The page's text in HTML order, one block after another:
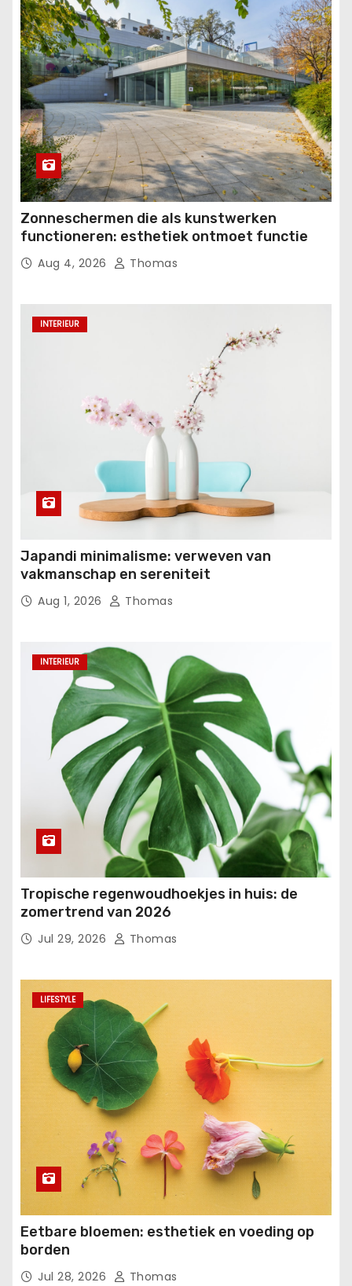
Zonneschermen die als kunstwerken
functioneren: esthetiek ontmoet functie
Aug 4, 2026 Thomas
INTERIEUR
Japandi minimalisme: verweven van
vakmanschap en sereniteit
Aug 1, 2026 Thomas
INTERIEUR
Tropische regenwoudhoekjes in huis: de
zomertrend van 2026
Jul 29, 2026 Thomas
LIFESTYLE
Eetbare bloemen: esthetiek en voeding op
borden
Jul 28, 2026 Thomas